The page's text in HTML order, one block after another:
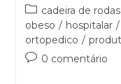
cadeira de rodas
obeso / hospitalar /
ortopedico /
0 comentário